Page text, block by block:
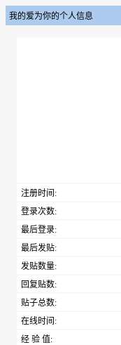
我的爱为你的个人信息
注册时间:
登录次数:
最后登录:
最后发贴:
发贴数量:
回复贴数:
贴子总数:
在线时间:
经 验 值: